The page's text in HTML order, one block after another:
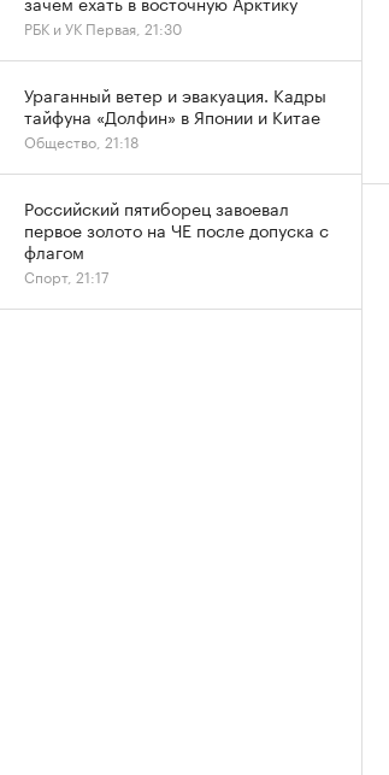
РБК и УК Первая, 21:30
Ураганный ветер и эвакуация. Кадры
тайфуна «Долфин» в Японии и Китае
Общество, 21:18
Российский пятиборец завоевал
первое золото на ЧЕ после допуска с
флагом
Спорт, 21:17